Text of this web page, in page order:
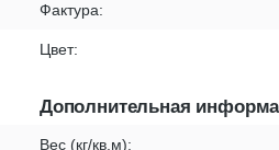
Фактура:
Цвет:
Дополнительная
Вес (кг/кв.м):